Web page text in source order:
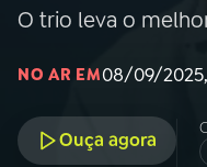
02 A RÁDIO
03PROGRAMAÇÃO
PROGRAMAS
O trio leva o
NO AR EM08/09/2025,
Ouça agora